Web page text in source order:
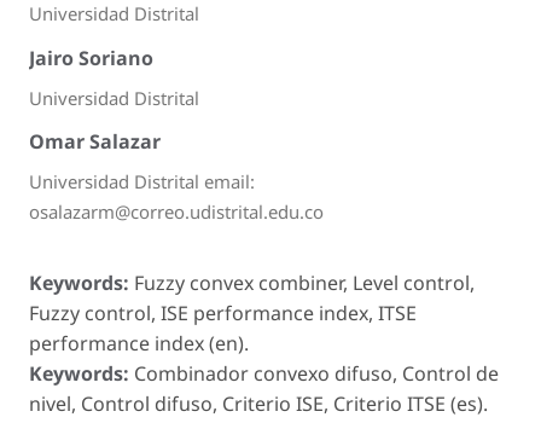
Universidad Distrital
Jairo Soriano
Universidad Distrital
Omar Salazar
Universidad Distrital email:
osalazarm@correo.udistrital.edu.co
Keywords: Fuzzy convex combiner, Level control,
Fuzzy control, ISE performance index, ITSE
performance index (en).
Keywords: Combinador convexo difuso, Control de
nivel, Control difuso, Criterio ISE, Criterio ITSE (es).